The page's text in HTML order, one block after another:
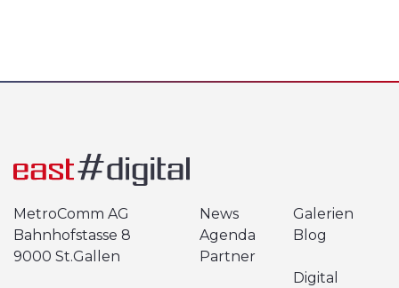
MetroComm AG
Bahnhofstasse 8
9000 St.Gallen
News
Galerien
Agenda
Blog
Partner
Digital